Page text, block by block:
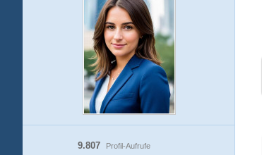
Profil-Aufrufe
9.807